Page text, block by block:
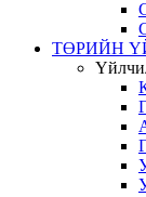
ТӨРИЙН